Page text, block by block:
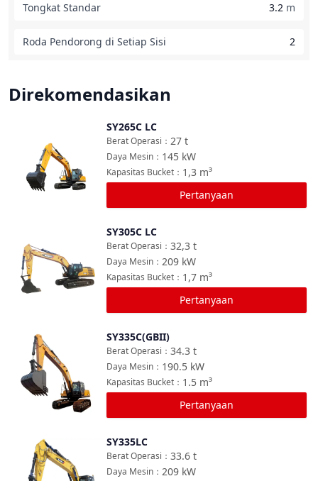
Tongkat Standar 3.2 m
Roda Pendorong di Setiap Sisi 2
Direkomendasikan
SY265C LC
27 t
Berat Operasi ：
145 kW
Daya Mesin ：
1,3 m³
Kapasitas Bucket ：
Pertanyaan
SY305C LC
32,3 t
Berat Operasi ：
209 kW
Daya Mesin ：
1,7 m³
Kapasitas Bucket ：
Pertanyaan
Bandingkan
SY335C(GBII)
34.3 t
Berat Operasi ：
190.5 kW
Daya Mesin ：
1.5 m³
Kapasitas Bucket ：
Pertanyaan
Bandingkan
SY335LC
33.6 t
Berat Operasi ：
209 kW
Daya Mesin ：